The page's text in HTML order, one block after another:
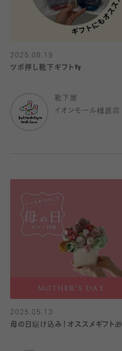
2025.08.19
ツボ押し靴下ギフト👣
靴下屋
イオンモール橿原店
2025.05.13
母の日駆け込み！オススメギフト🎁